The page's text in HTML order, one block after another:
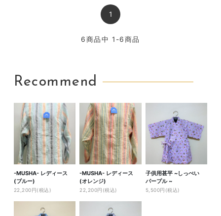
1
6商品中 1-6商品
Recommend
-MUSHA- レディース
(ブルー)
22,200円(税込)
-MUSHA- レディース
(オレンジ)
22,200円(税込)
子供用甚平 ~しっぺい
パープル ~
5,500円(税込)